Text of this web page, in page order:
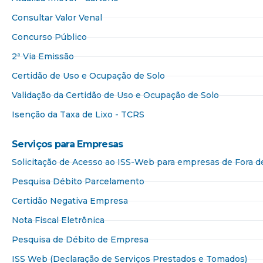
Consultar Valor Venal
Concurso Público
2ª Via Emissão
Certidão de Uso e Ocupação de Solo
Validação da Certidão de Uso e Ocupação de Solo
Isenção da Taxa de Lixo - TCRS
Serviços para Empresas​
Solicitação de Acesso ao ISS-Web para empresas de Fora
Pesquisa Débito Parcelamento
Certidão Negativa Empresa
Nota Fiscal Eletrônica
Pesquisa de Débito de Empresa
ISS Web (Declaração de Serviços Prestados e Tomados)